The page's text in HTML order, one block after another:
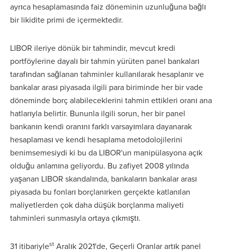
ayrıca hesaplamasında faiz döneminin uzunluğuna bağlı
bir likidite primi de içermektedir.
LIBOR ileriye dönük bir tahmindir, mevcut kredi
portföylerine dayalı bir tahmin yürüten panel bankaları
tarafından sağlanan tahminler kullanılarak hesaplanır ve
bankalar arası piyasada ilgili para biriminde her bir vade
döneminde borç alabileceklerini tahmin ettikleri oranı ana
hatlarıyla belirtir. Bununla ilgili sorun, her bir panel
bankanın kendi oranını farklı varsayımlara dayanarak
hesaplaması ve kendi hesaplama metodolojilerini
benimsemesiydi ki bu da LIBOR'un manipülasyona açık
olduğu anlamına geliyordu. Bu zafiyet 2008 yılında
yaşanan LIBOR skandalında, bankaların bankalar arası
piyasada bu fonları borçlanırken gerçekte katlanılan
maliyetlerden çok daha düşük borçlanma maliyeti
tahminleri sunmasıyla ortaya çıkmıştı.
31 itibariylest Aralık 2021'de, Geçerli Oranlar artık panel